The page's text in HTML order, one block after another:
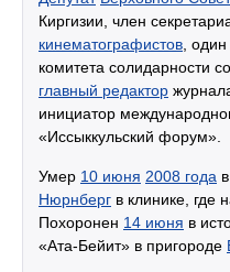
Киргизии, член
кинематографистов, один
комитета солидарности
главный редактор
инициатор
«Иссыккульский форум».
Умер 10 июня 2008 года
Нюрнберг в клинике, где
Похоронен 14 июня в
«Ата-Бейит» в пригороде